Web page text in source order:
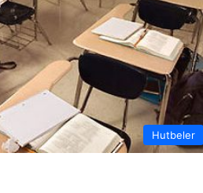
Hutbeler